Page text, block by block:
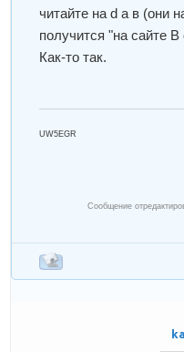
читайте на d а в (они
получится "на сайте
Как-то так.
UW5EGR
Сообщение